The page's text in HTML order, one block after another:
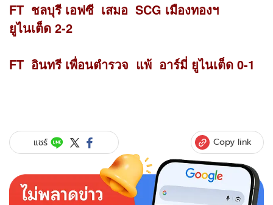
FT ชลบุรี เอฟซี เสมอ SCG เมืองทองฯ
ยูไนเต็ด 2-2
FT อินทรี เพื่อนตำรวจ แพ้ อาร์มี่ ยูไนเต็ด 0-1
แชร์ Copy link